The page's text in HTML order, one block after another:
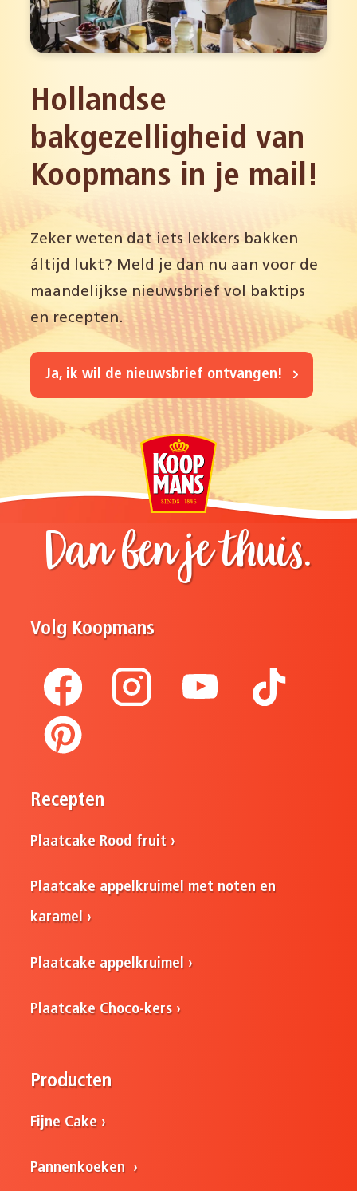
Hollandse
bakgezelligheid van
Koopmans in je mail!
Zeker weten dat iets lekkers bakken
áltijd lukt? Meld je dan nu aan voor de
maandelijkse nieuwsbrief vol baktips
en recepten.
Ja, ik wil de nieuwsbrief ontvangen!
Dan ben je thuis.
Volg Koopmans
Recepten
Plaatcake Rood fruit
Plaatcake appelkruimel met noten en
karamel
Plaatcake appelkruimel
Plaatcake Choco-kers
Producten
Fijne Cake
Pannenkoeken